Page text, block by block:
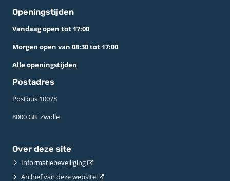
Openingstijden
Vandaag open tot 17:00
Morgen open van 08:30 tot 17:00
Alle openingstijden
Postadres
Postbus 10078 ­
8000 GB ­ Zwolle
Over deze site
Informatiebeveiliging
Archief van deze website